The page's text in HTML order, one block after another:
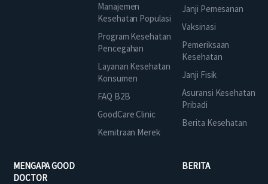
Manajemen
Kesehatan Populasi
Program Kesehatan
Pencegahan
Layanan Kesehatan
Konsumen
FAQ B2B
GoodCare Clinic
Kemitraan Merek
Janji Pemesanan
Vaksinasi
Pemeriksaan
Kesehatan
Janji Fisik
Asuransi Kesehatan
Pribadi
Berita Kesehatan
MENGAPA GOOD
DOCTOR
BERITA